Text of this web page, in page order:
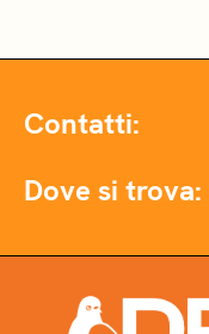
Contatti:
Dove si trova: